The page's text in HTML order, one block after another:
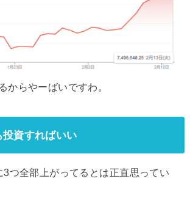
からやーばいですわ。
投資すればいい
3つ全部上がってるとは正直思ってい